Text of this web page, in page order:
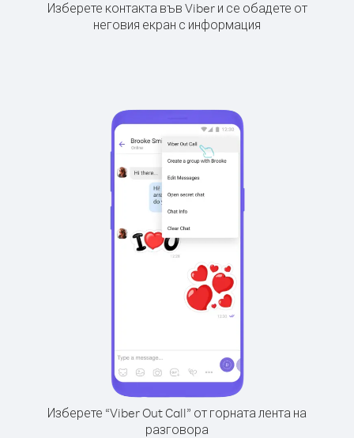
Изберете контакта във Viber и се обадете от
неговия екран с информация
Изберете “Viber Out Call” от горната лента на
разговора